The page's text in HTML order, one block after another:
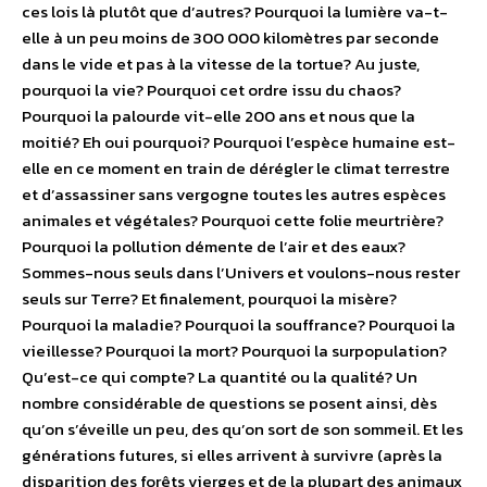
ces lois là plutôt que d’autres? Pourquoi la lumière va-t-
elle à un peu moins de 300 000 kilomètres par seconde
dans le vide et pas à la vitesse de la tortue? Au juste,
pourquoi la vie? Pourquoi cet ordre issu du chaos?
Pourquoi la palourde vit-elle 200 ans et nous que la
moitié? Eh oui pourquoi? Pourquoi l’espèce humaine est-
elle en ce moment en train de dérégler le climat terrestre
et d’assassiner sans vergogne toutes les autres espèces
animales et végétales? Pourquoi cette folie meurtrière?
Pourquoi la pollution démente de l’air et des eaux?
Sommes-nous seuls dans l’Univers et voulons-nous rester
seuls sur Terre? Et finalement, pourquoi la misère?
Pourquoi la maladie? Pourquoi la souffrance? Pourquoi la
vieillesse? Pourquoi la mort? Pourquoi la surpopulation?
Qu’est-ce qui compte? La quantité ou la qualité? Un
nombre considérable de questions se posent ainsi, dès
qu’on s’éveille un peu, des qu’on sort de son sommeil. Et les
générations futures, si elles arrivent à survivre (après la
disparition des forêts vierges et de la plupart des animaux